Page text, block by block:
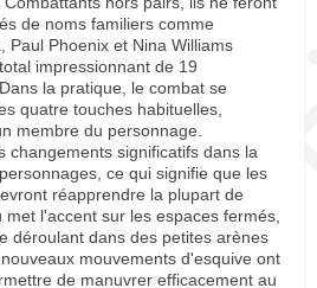
de noms familiers comme
Paul Phoenix et Nina Williams
impressionnant de 19
la pratique, le combat se
quatre touches habituelles,
membre du personnage.
changements significatifs dans la
ce qui signifie que les
réapprendre la plupart de
l'accent sur les espaces fermés,
déroulant dans des petites arènes
mouvements d'esquive ont
de manuvrer efficacement au